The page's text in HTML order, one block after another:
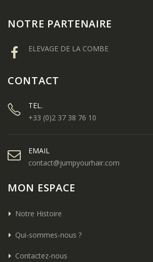
NOTRE PARTENAIRE
ELEVAGE DE LA COMBE
CONTACT
TEL.
+33 (0)2 37 38 76 10
EMAIL
contact@jumpyourhair.com
MON ESPACE
Notre Histoire
Qui-sommes-nous ?
Contactez-nous